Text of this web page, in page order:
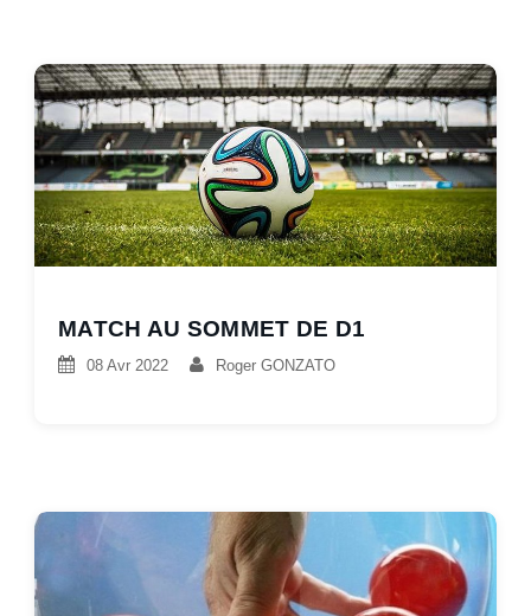
MATCH AU SOMMET DE D1
08 Avr 2022 Roger GONZATO